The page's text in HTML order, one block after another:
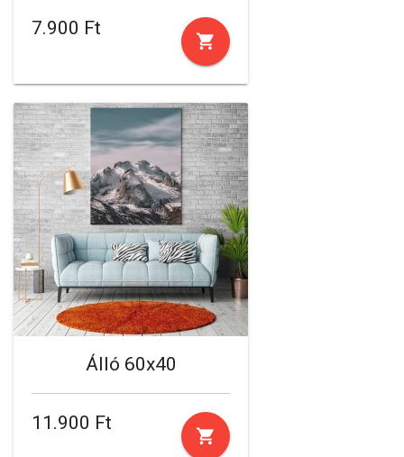
7.900 Ft
shopping_cart
Álló 60x40
11.900 Ft
shopping_cart